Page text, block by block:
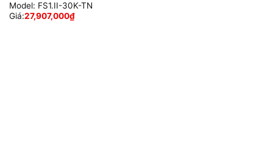
Model: FS1.II-30K-TN
Giá:27,907,000₫